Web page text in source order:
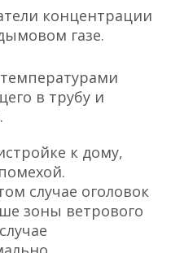
концентрации
газе.
в трубу и
к дому,
случае оголовок
зоны ветрового